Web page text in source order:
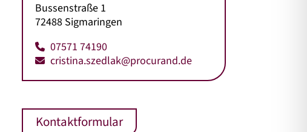
Bussenstraße 1
72488 Sigmaringen
07571 74190
cristina.szedlak@procurand.de
Kontaktformular